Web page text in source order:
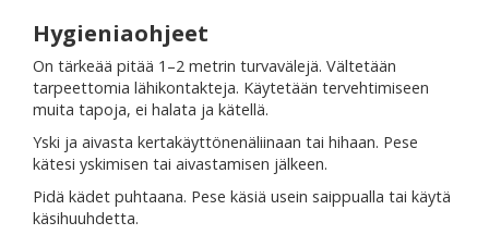
Hygieniaohjeet
On tärkeää pitää 1–2 metrin turvavälejä. Vältetään
tarpeettomia lähikontakteja. Käytetään tervehtimiseen
muita tapoja, ei halata ja kätellä.
Yski ja aivasta kertakäyttönenäliinaan tai hihaan. Pese
kätesi yskimisen tai aivastamisen jälkeen.
Pidä kädet puhtaana. Pese käsiä usein saippualla tai käytä
käsihuuhdetta.